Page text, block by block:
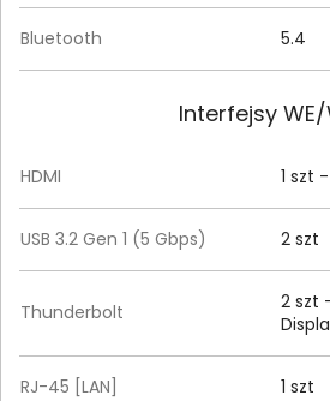
Bluetooth 5.4
Interfejsy WE/
HDMI 1 szt -
USB 3.2 Gen 1 (5 Gbps) 2 szt
Thunderbolt
2 szt
RJ-45 [LAN] 1 szt